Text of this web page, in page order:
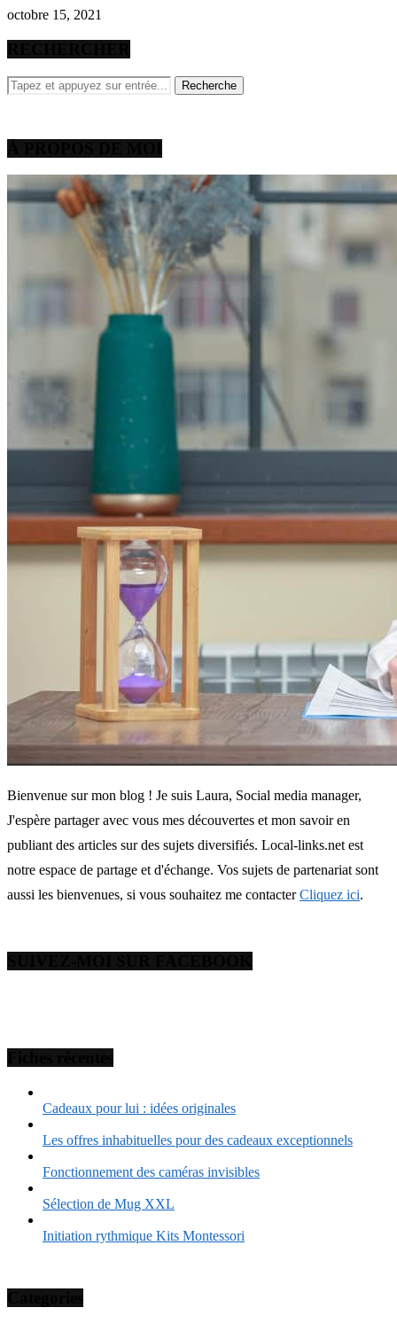
octobre 15, 2021
Bienvenue sur mon blog ! Je suis Laura, Social media manager,
J'espère partager avec vous mes découvertes et mon savoir en
publiant des articles sur des sujets diversifiés. Local-links.net est
notre espace de partage et d'échange. Vos sujets de partenariat sont
aussi les bienvenues, si vous souhaitez me contacterCliquez ici.
Cadeaux pour lui : idées originales
Les offres inhabituelles pour des cadeaux exceptionnels
Fonctionnement des caméras invisibles
Sélection de Mug XXL
Initiation rythmique Kits Montessori